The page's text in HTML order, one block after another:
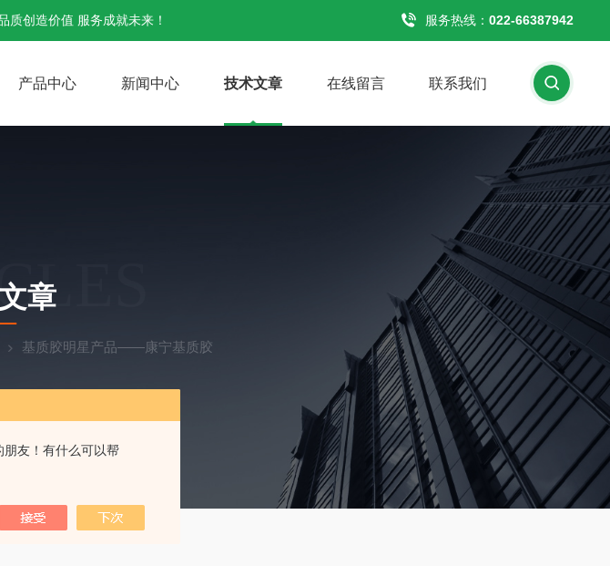
朋友！有什么可以帮
质创造价值 服务成就未来！ 服务热线： 022-66387942
产品中心 新闻中心 技术文章 在线留言 联系我们
章
基质胶明星产品——康宁基质胶